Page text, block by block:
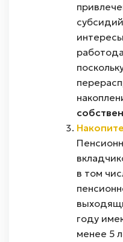
в том
году
менее 5